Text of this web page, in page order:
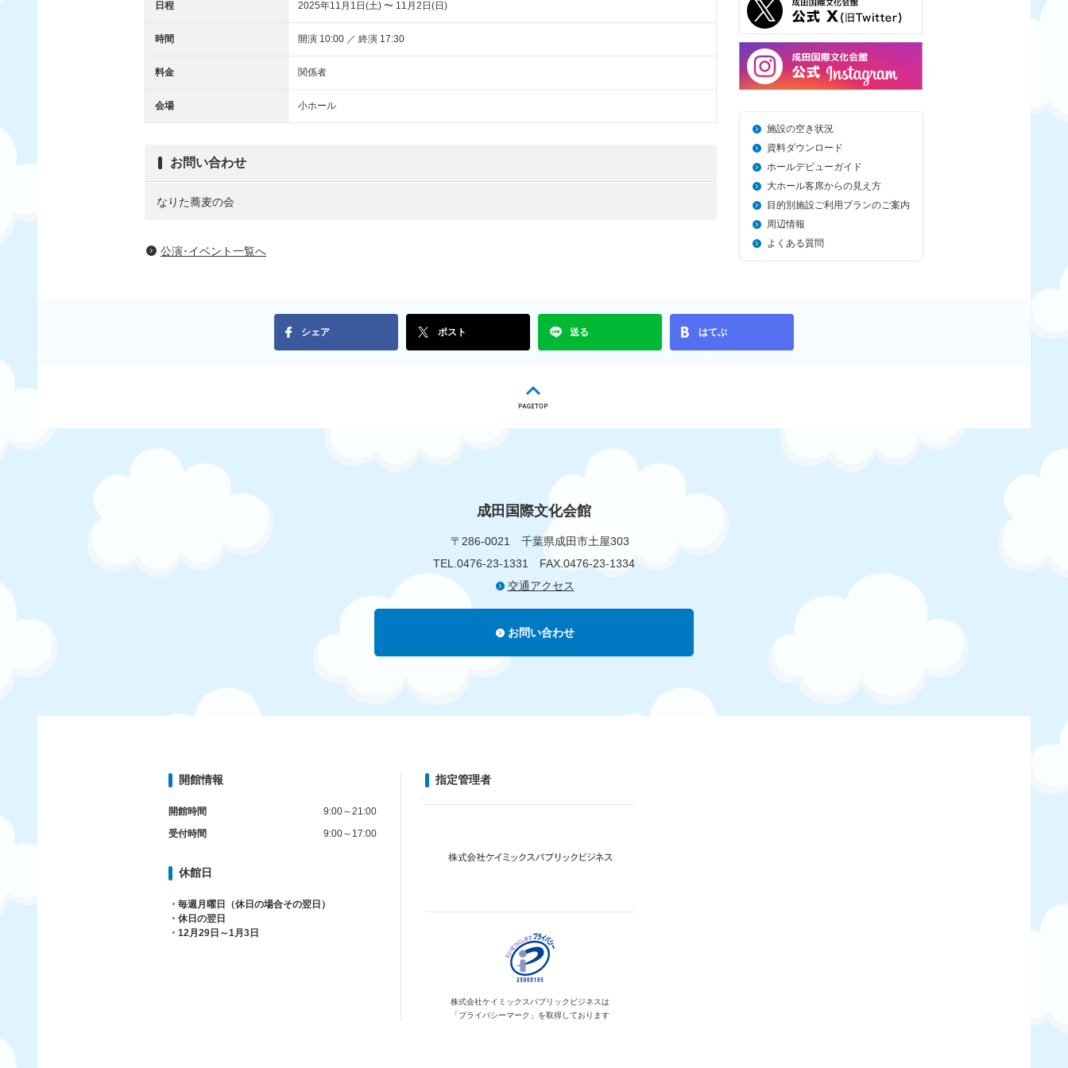
日程 2025年11月1日(土) 〜 11月2日(日)
時間 開演 10:00 ／ 終演 17:30
料金 関係者
会場 小ホール
お問い合わせ
なりた蕎麦の会
公演･イベント一覧へ
施設の空き状況
資料ダウンロード
ホールデビューガイド
大ホール客席からの見え方
目的別施設ご利用プランのご案内
周辺情報
よくある質問
シェア ポスト 送る はてぶ
成田国際文化会館
〒286-0021 千葉県成田市土屋303
TEL.0476-23-1331 FAX.0476-23-1334
交通アクセス
お問い合わせ
開館情報
開館時間
9:00～21:00
受付時間
9:00～17:00
休館日
・毎週月曜日（休日の場合その翌日）
・休日の翌日
・12月29日～1月3日
指定管理者
株式会社ケイミックス パブリックビジネスは
「プライバシーマーク」を取得しております